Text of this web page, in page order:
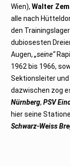
Wien),Walter
alle nach
den
dubiosesten
Augen,„seine“
1962 bis 1966,
Sektionsleiter
dazwischen zog
Nürnberg,PSV
hier seine
Schwarz-Weiss